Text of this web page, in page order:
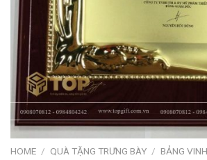
HOME / QUÀ TẶNG TRƯNG BÀY / BẢNG